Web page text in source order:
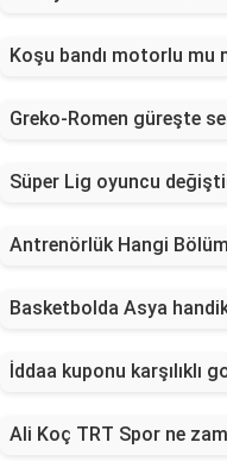
Koşu bandı motorlu mu
Greko-Romen güreşte
Süper Lig oyuncu
Antrenörlük Hangi
Basketbolda Asya
İddaa kuponu karşılıklı
Ali Koç TRT Spor ne